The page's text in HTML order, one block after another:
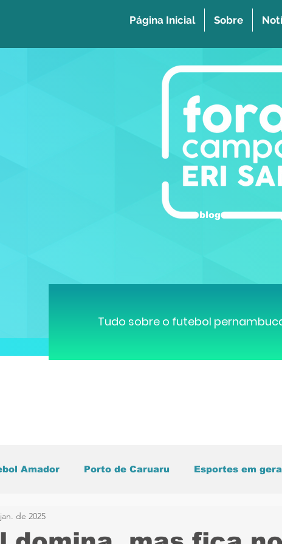
Página Inicial Sobre
blog
Tudo sobre o futebol
Amador Porto de Caruaru Esportes em
do Mundo
de 2025